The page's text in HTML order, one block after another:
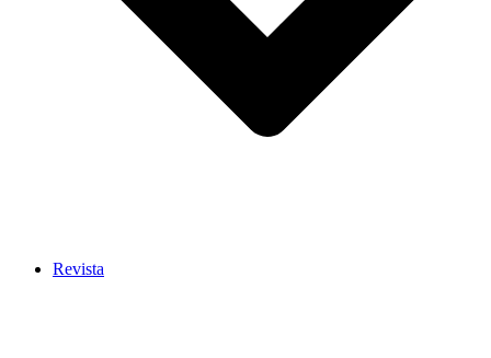
Revista